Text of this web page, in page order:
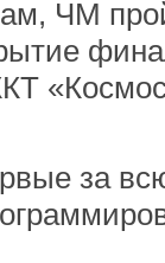
ЧМ
за